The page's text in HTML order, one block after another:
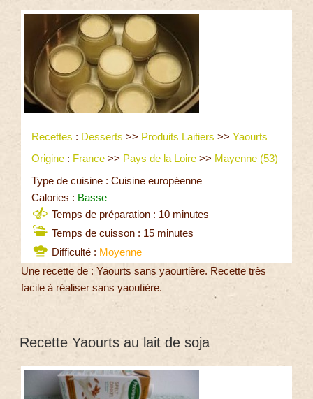
Recettes : Desserts >> Produits Laitiers >> Yaourts
Origine : France >> Pays de la Loire >> Mayenne (53)
Type de cuisine : Cuisine européenne
Calories : Basse
Temps de préparation : 10 minutes
Temps de cuisson : 15 minutes
Difficulté : Moyenne
Une recette de : Yaourts sans yaourtière. Recette très
facile à réaliser sans yaoutière.
Recette Yaourts au lait de soja